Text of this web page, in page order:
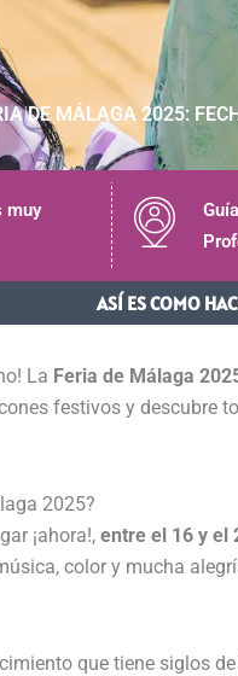
DE MÁLAGA 2025:
muy
ASÍ ES COMO
La Feria de Málaga
festivos y descubre
2025?
¡ahora!, entre el 16 y el
color y mucha
que tiene siglos